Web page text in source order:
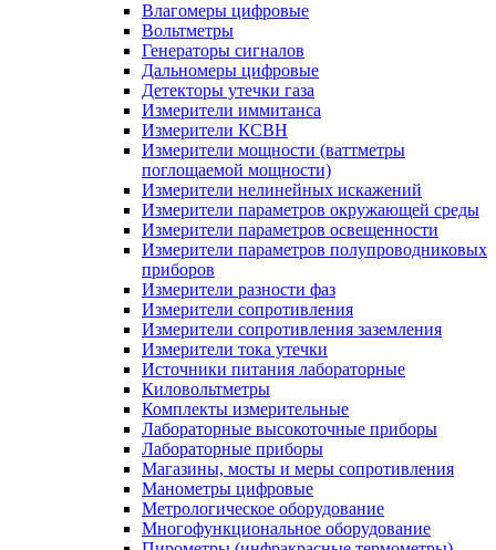
Влагомеры цифровые
Вольтметры
Генераторы сигналов
Дальномеры цифровые
Детекторы утечки газа
Измерители иммитанса
Измерители КСВН
Измерители мощности (ваттметры
поглощаемой мощности)
Измерители нелинейных искажений
Измерители параметров окружающей среды
Измерители параметров освещенности
Измерители параметров полупроводниковых
приборов
Измерители разности фаз
Измерители сопротивления
Измерители сопротивления заземления
Измерители тока утечки
Источники питания лабораторные
Киловольтметры
Комплекты измерительные
Лабораторные высокоточные приборы
Лабораторные приборы
Магазины, мосты и меры сопротивления
Манометры цифровые
Метрологическое оборудование
Многофункциональное оборудование